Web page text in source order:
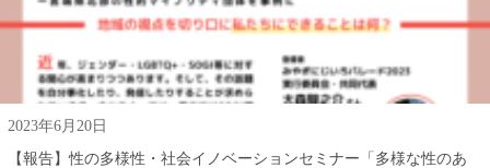
2023年6月20日
【報告】性の多様性・社会イノベーションセミナー「多様な性のあ